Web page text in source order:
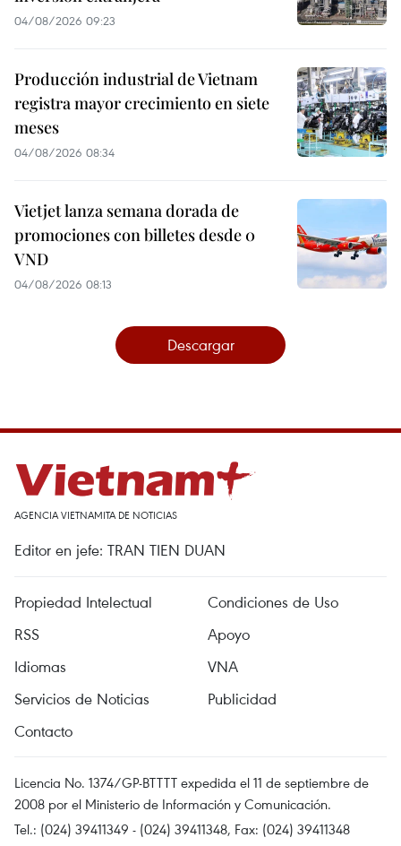
04/08/2026 09:23
Producción industrial de Vietnam
registra mayor crecimiento en siete
meses
04/08/2026 08:34
Vietjet lanza semana dorada de
promociones con billetes desde 0
VND
04/08/2026 08:13
Descargar
AGENCIA VIETNAMITA DE NOTICIAS
Editor en jefe: TRAN TIEN DUAN
Propiedad Intelectual
Condiciones de Uso
RSS
Apoyo
Idiomas
VNA
Servicios de Noticias
Publicidad
Contacto
Licencia No. 1374/GP-BTTTT expedida el 11 de septiembre de
2008 por el Ministerio de Información y Comunicación.
Tel.: (024) 39411349 - (024) 39411348, Fax: (024) 39411348